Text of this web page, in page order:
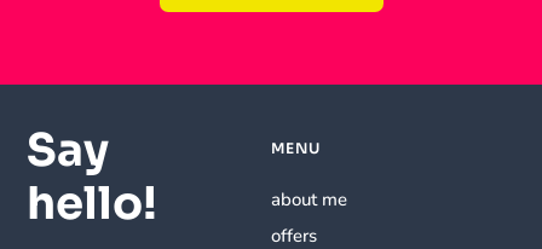
Say
hello!
MENU
about me
offers